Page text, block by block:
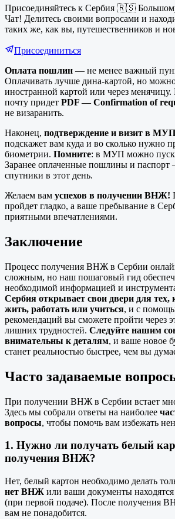
Присоединяйтесь к Сербия 🇷🇸
Чат! Делитесь своими вопросами и
таких же, как вы, путешественников и
Присоединиться
Оплата пошлин — не менее важный
Оплачивать лучше дина-картой, но
иностранной картой или через менячицу.
почту придет PDF — Confirmation of
не визаранить.
Наконец, подтверждение и визит в МУП
подскажет вам куда и во сколько нужно
биометрии. Помните: в МУП можно
Заранее оплаченные пошлины и
спутники в этот день.
Желаем вам успехов в получении ВНЖ!
пройдет гладко, а ваше пребывание в
приятными впечатлениями.
Заключение
Процесс получения ВНЖ в Сербии
сложным, но наш пошаговый гид
необходимой информацией и
Сербия открывает свои двери для тех,
жить, работать или учиться, и с
рекомендаций вы сможете пройти через
лишних трудностей. Следуйте нашим
внимательны к деталям, и ваше новое
станет реальностью быстрее, чем вы
Часто задаваемые
При получении ВНЖ в Сербии встает
Здесь мы собрали ответы на наиболее
вопросы, чтобы помочь вам избежать
1. Нужно ли получать белый
получения ВНЖ?
Нет, белый картон необходимо делать
нет ВНЖ или ваши документы
(при первой подаче). После получения
вам не понадобится.